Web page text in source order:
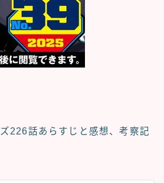
226話あらすじと感想、考察記